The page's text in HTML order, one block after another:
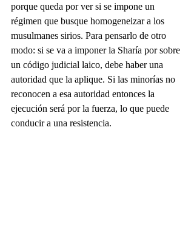
porque queda por ver si se impone un
régimen que busque homogeneizar a los
musulmanes sirios. Para pensarlo de otro
modo: si se va a imponer la Sharía por sobre
un código judicial laico, debe haber una
autoridad que la aplique. Si las minorías no
reconocen a esa autoridad entonces la
ejecución será por la fuerza, lo que puede
conducir a una resistencia.